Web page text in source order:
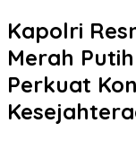
Kapolri
Merah
Perkuat